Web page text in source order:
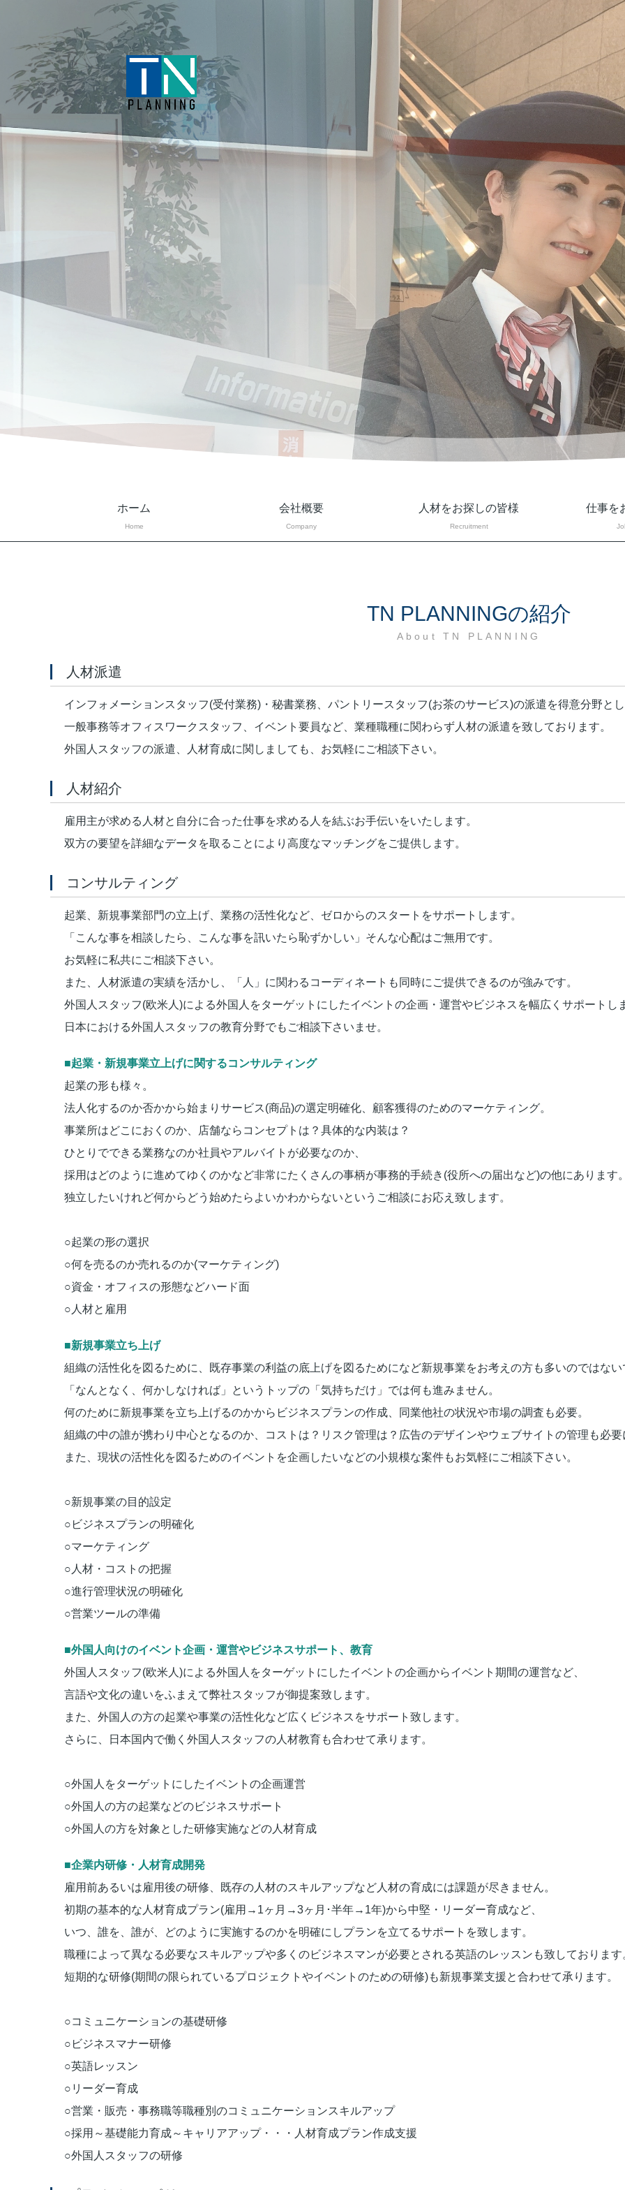
ホーム
Home
会社概要
Company
人材をお探しの皆様
Recruitment
仕事を
TN PLANNINGの紹介
About TN PLANNING
人材派遣
インフォメーションスタッフ(受付業務)・秘書業務、パントリースタッフ(お茶のサービス)の派遣を得意分野と
一般事務等オフィスワークスタッフ、イベント要員など、業種職種に関わらず人材の派遣を致しております。
外国人スタッフの派遣、人材育成に関しましても、お気軽にご相談下さい。
人材紹介
雇用主が求める人材と自分に合った仕事を求める人を結ぶお手伝いをいたします。
双方の要望を詳細なデータを取ることにより高度なマッチングをご提供します。
コンサルティング
起業、新規事業部門の立上げ、業務の活性化など、ゼロからのスタートをサポートします。
「こんな事を相談したら、こんな事を訊いたら恥ずかしい」そんな心配はご無用です。
お気軽に私共にご相談下さい。
また、人材派遣の実績を活かし、「人」に関わるコーディネートも同時にご提供できるのが強みです。
外国人スタッフ(欧米人)による外国人をターゲットにしたイベントの企画・運営やビジネスを幅広くサポートし
日本における外国人スタッフの教育分野でもご相談下さいませ。
■起業・新規事業立上げに関するコンサルティング
起業の形も様々。
法人化するのか否かから始まりサービス(商品)の選定明確化、顧客獲得のためのマーケティング。
事業所はどこにおくのか、店舗ならコンセプトは？具体的な内装は？
ひとりでできる業務なのか社員やアルバイトが必要なのか、
採用はどのように進めてゆくのかなど非常にたくさんの事柄が事務的手続き(役所への届出など)の他にあります
独立したいけれど何からどう始めたらよいかわからないというご相談にお応え致します。
○起業の形の選択
○何を売るのか売れるのか(マーケティング)
○資金・オフィスの形態などハード面
○人材と雇用
■新規事業立ち上げ
組織の活性化を図るために、既存事業の利益の底上げを図るためになど新規事業をお考えの方も多いのではな
「なんとなく、何かしなければ」というトップの「気持ちだけ」では何も進みません。
何のために新規事業を立ち上げるのかからビジネスプランの作成、同業他社の状況や市場の調査も必要。
組織の中の誰が携わり中心となるのか、コストは？リスク管理は？広告のデザインやウェブサイトの管理も必
また、現状の活性化を図るためのイベントを企画したいなどの小規模な案件もお気軽にご相談下さい。
○新規事業の目的設定
○ビジネスプランの明確化
○マーケティング
○人材・コストの把握
○進行管理状況の明確化
○営業ツールの準備
■外国人向けのイベント企画・運営やビジネスサポート、教育
外国人スタッフ(欧米人)による外国人をターゲットにしたイベントの企画からイベント期間の運営など、
言語や文化の違いをふまえて弊社スタッフが御提案致します。
また、外国人の方の起業や事業の活性化など広くビジネスをサポート致します。
さらに、日本国内で働く外国人スタッフの人材教育も合わせて承ります。
○外国人をターゲットにしたイベントの企画運営
○外国人の方の起業などのビジネスサポート
○外国人の方を対象とした研修実施などの人材育成
■企業内研修・人材育成開発
雇用前あるいは雇用後の研修、既存の人材のスキルアップなど人材の育成には課題が尽きません。
初期の基本的な人材育成プラン(雇用→1ヶ月→3ヶ月･半年→1年)から中堅・リーダー育成など、
いつ、誰を、誰が、どのように実施するのかを明確にしプランを立てるサポートを致します。
職種によって異なる必要なスキルアップや多くのビジネスマンが必要とされる英語のレッスンも致しております
短期的な研修(期間の限られているプロジェクトやイベントのための研修)も新規事業支援と合わせて承ります。
○コミュニケーションの基礎研修
○ビジネスマナー研修
○英語レッスン
○リーダー育成
○営業・販売・事務職等職種別のコミュニケーションスキルアップ
○採用～基礎能力育成～キャリアアップ・・・人材育成プラン作成支援
○外国人スタッフの研修